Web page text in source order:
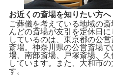
お近くの斎場を知りたい方へ
ご葬儀を考えている地域の
んどの斎場が友引を定休日
しているのは、東京都の公
斎場。神奈川県の公営斎場
場、南部斎場、戸塚斎場、
しています。また、大和市
す。